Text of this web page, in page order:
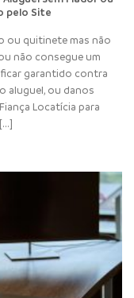
pelo Site
ou quitinete mas não
não consegue um
garantido contra
aluguel, ou danos
Locatícia para